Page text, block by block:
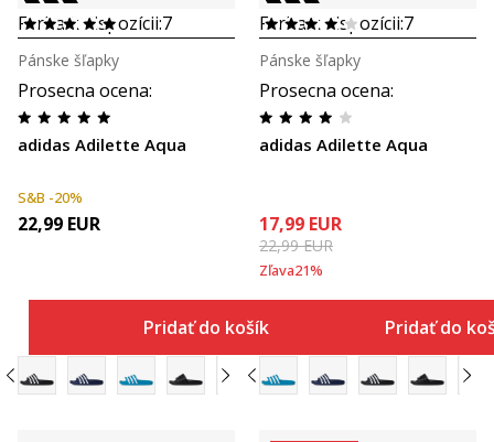
Farba k dispozícii:7
Prosecna ocena:
adidas Adilette Aqua
Pánske šľapky
S&B -20%
22,99 EUR
Pridať do košíka
Farba k dispozícii:7
Prosecna ocena:
adidas Adilette Aqua
Pánske šľapky
17,99 EUR
22,99EUR
Zľava21%
Pridať do